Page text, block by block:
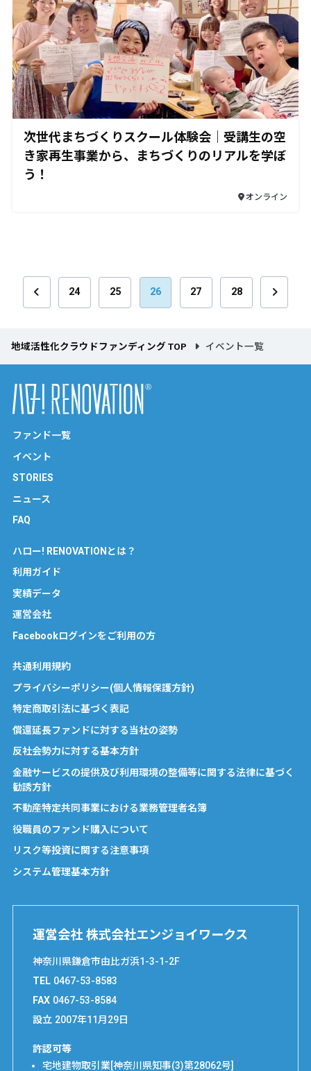
次世代まちづくりスクール体験会｜受講生の空
き家再生事業から、まちづくりのリアルを学ぼ
う！
オンライン
24 25 26 27 28
地域活性化クラウドファンディング TOP イベント一覧
ファンド一覧
イベント
STORIES
ニュース
FAQ
ハロー! RENOVATIONとは？
利用ガイド
実績データ
運営会社
Facebookログインをご利用の方
共通利用規約
プライバシーポリシー(個人情報保護方針)
特定商取引法に基づく表記
償還延長ファンドに対する当社の姿勢
反社会勢力に対する基本方針
金融サービスの提供及び利用環境の整備等に関する法律に基づく
勧誘方針
不動産特定共同事業における業務管理者名簿
役職員のファンド購入について
リスク等投資に関する注意事項
システム管理基本方針
運営会社 株式会社エンジョイワークス
神奈川県鎌倉市由比ガ浜1-3-1-2F
TEL 0467-53-8583
FAX 0467-53-8584
設立 2007年11月29日
許認可等
宅地建物取引業[神奈川県知事(3)第28062号]